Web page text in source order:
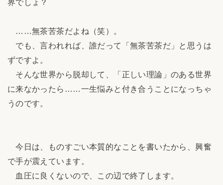
界でしょ？
……無茶苦茶だよね（笑）。
でも、言われれば、誰だって「無茶苦茶だ」と思うは
ずですよ。
そんな世界から脱却して、「正しい理論」のある世界
に来なかったら……一生悩みと付き合うことになっちゃ
うのです。
今日は、ものすごい本質的なことを書いたから、興奮
で手が震えています。
血圧に良くないので、この辺で終了します。